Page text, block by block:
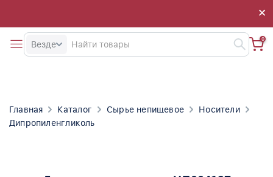
×
×
Везде
0
Главная Каталог Сырье непищевое
Носители
Дипропиленгликоль